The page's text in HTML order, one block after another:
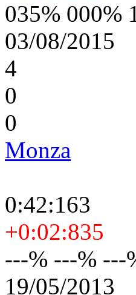
035% 000%
03/08/2015
4
0
0
Monza
0:42:163
+0:02:835
---% ---% ---
19/05/2013